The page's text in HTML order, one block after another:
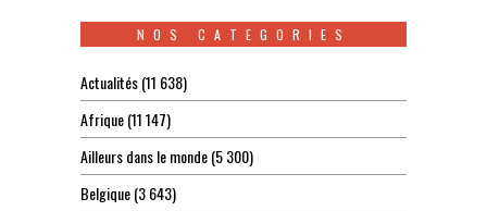
NOS CATEGORIES
Actualités(11 638)
Afrique(11 147)
Ailleurs dans le monde(5 300)
Belgique(3 643)